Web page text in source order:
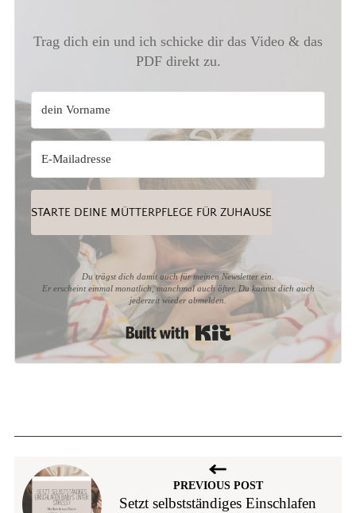
Trag dich ein und ich schicke dir das Video & das
PDF direkt zu.
STARTE DEINE MÜTTERPFLEGE FÜR ZUHAUSE
Du trägst dich damit auch für meinen Newsletter ein.
Er erscheint einmal monatlich, manchmal auch öfter. Du kannst dich auch
jederzeit wieder abmelden.
Built with Kit
PREVIOUS POST
Setzt selbstständiges Einschlafen